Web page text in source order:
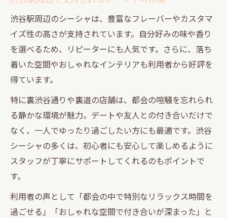
渋谷駅周辺のシーシャは、豊富なフレーバーやカスタマ
イズ性の高さが支持されています。自分好みの味や香り
を選べるため、リピーターにも人気です。さらに、落ち
着いた空間やおしゃれなインテリアも利用者から好評を
得ています。
特に裏渋谷通りや裏道の店舗は、都会の喧騒を忘れられ
る静かな環境が魅力。デートや友人との付き合いだけで
なく、一人でゆったり過ごしたい方にも最適です。渋谷
シーシャの多くは、初心者にも安心して楽しめるように
スタッフが丁寧にサポートしてくれるのもポイントで
す。
利用者の声として「都会の中で特別なリラックス時間を
過ごせる」「おしゃれな空間で付き合いが深まった」と